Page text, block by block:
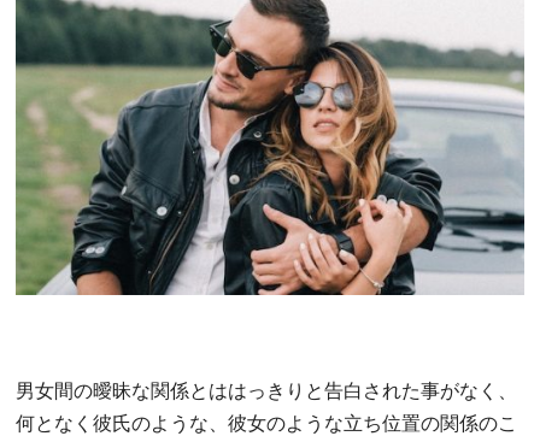
男女間の曖昧な関係とははっきりと告白された事がなく、
何となく彼氏のような、彼女のような立ち位置の関係のこ